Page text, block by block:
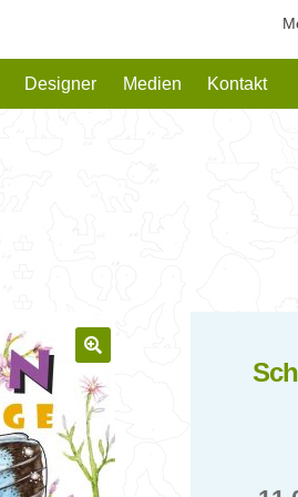
Designer Medien Kontakt
🔍